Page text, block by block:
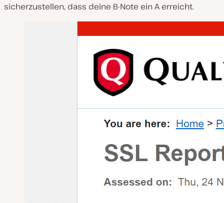
sicherzustellen, dass deine B-Note ein A erreicht.